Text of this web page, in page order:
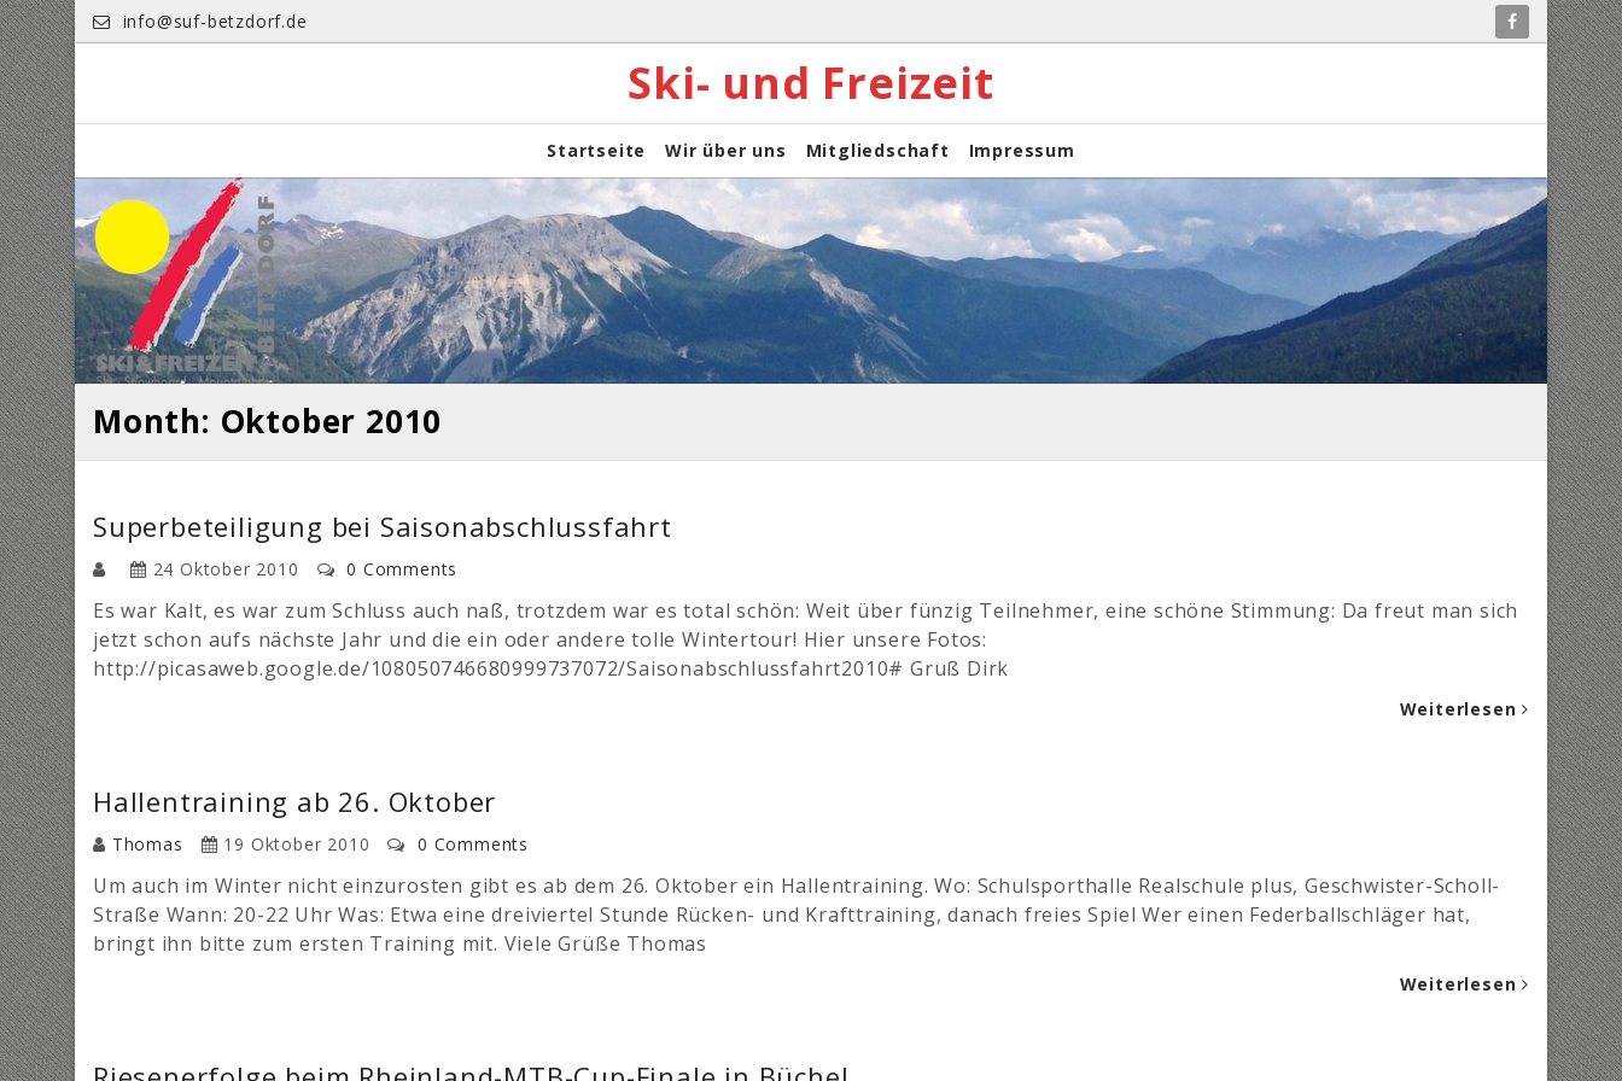
Skip
to
content
info@suf-betzdorf.de
Ski- und Freizeit
Startseite Wir über uns Mitgliedschaft Impressum
Month: Oktober 2010
Superbeteiligung bei Saisonabschlussfahrt
24 Oktober 2010 0 Comments
Es war Kalt, es war zum Schluss auch naß, trotzdem war es total schön: Weit über fünzig Teilnehmer, eine schöne Stimmung: Da freut man sich
jetzt schon aufs nächste Jahr und die ein oder andere tolle Wintertour! Hier unsere Fotos:
http://picasaweb.google.de/108050746680999737072/Saisonabschlussfahrt2010# Gruß Dirk
Weiterlesen
Hallentraining ab 26. Oktober
Thomas 19 Oktober 2010 0 Comments
Um auch im Winter nicht einzurosten gibt es ab dem 26. Oktober ein Hallentraining. Wo: Schulsporthalle Realschule plus, Geschwister-Scholl-
Straße Wann: 20-22 Uhr Was: Etwa eine dreiviertel Stunde Rücken- und Krafttraining, danach freies Spiel Wer einen Federballschläger hat,
bringt ihn bitte zum ersten Training mit. Viele Grüße Thomas
Weiterlesen